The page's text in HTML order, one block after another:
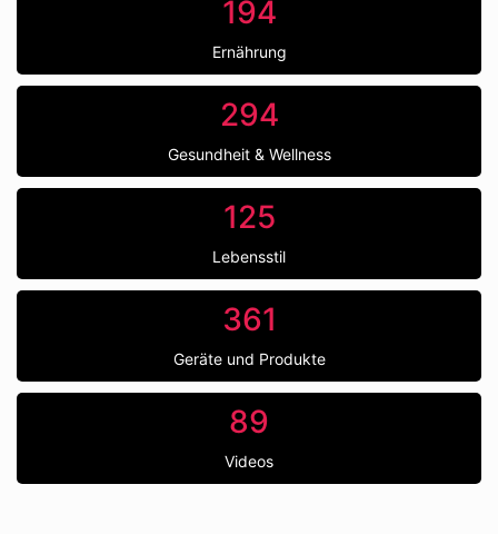
194
Ernährung
294
Gesundheit & Wellness
125
Lebensstil
361
Geräte und Produkte
89
Videos